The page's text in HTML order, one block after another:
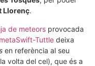
Llorenç.
de meteors provocada
Swift-Tuttle deixa
en referència al seu
volta del cel), que és a